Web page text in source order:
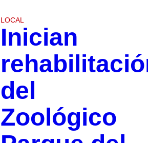
LOCAL
Inician
del
Zoológico